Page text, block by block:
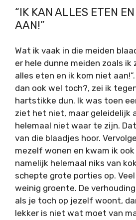
“IK KAN ALLES ETEN
AAN!”
Wat ik vaak in die meiden
er hele dunne meiden zoals ik
alles eten en ik kom niet
dan ook wel toch?, zei ik
hartstikke dun. Ik was toen
ziet het niet, maar geleidelijk
helemaal niet waar te zijn.
van die blaadjes hoor.
mezelf wonen en kwam ik
namelijk helemaal niks van
schepte grote porties op.
weinig groente. De
als je toch op jezelf woont,
lekker is niet wat moet van